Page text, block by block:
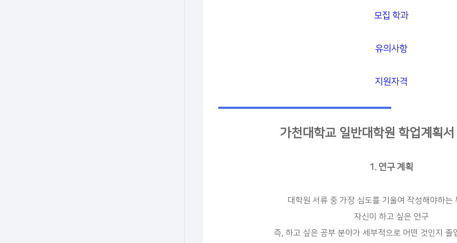
모집 학과
유의사항
지원자격
가천대학교 일반대학원 학업계획
1. 연구 계획
대학원 서류 중 가장 심도를 기울여 작성해야하는
자신이 하고 싶은 연구
즉, 하고 싶은 공부 분야가 세부적으로 어떤 것인지 졸